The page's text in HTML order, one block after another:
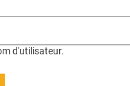
d'utilisateur.